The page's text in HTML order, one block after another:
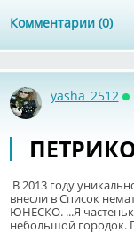
Комментарии (0)
yasha_2512
В 2013 году
внесли в Список
ЮНЕСКО. ...Я
небольшой городок.